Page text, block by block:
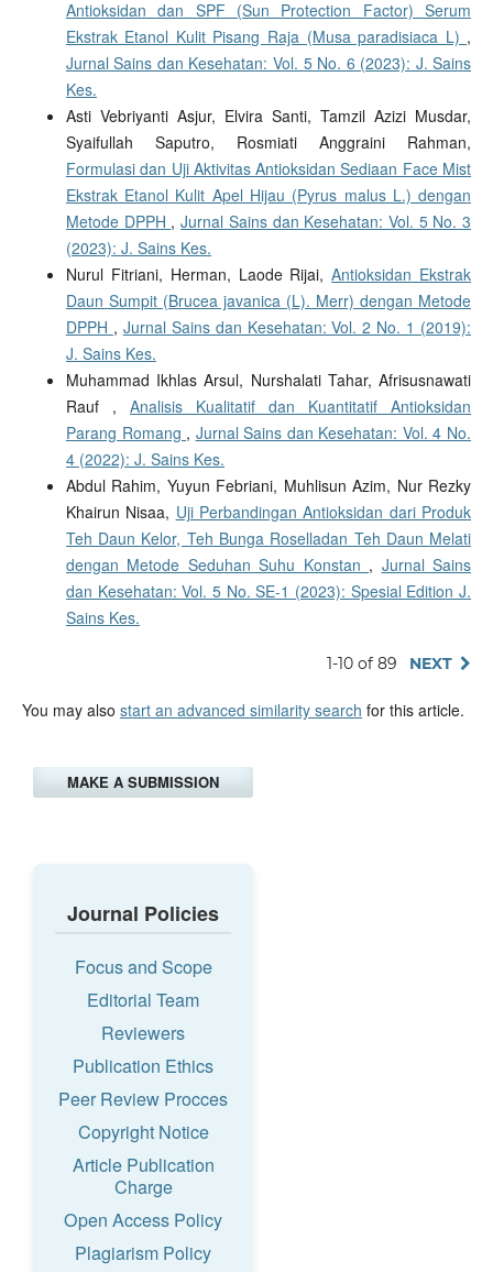
Antioksidan dan SPF (Sun Protection Factor) Serum
Ekstrak Etanol Kulit Pisang Raja (Musa paradisiaca L) ,
Jurnal Sains dan Kesehatan: Vol. 5 No. 6 (2023): J. Sains
Kes.
Asti Vebriyanti Asjur, Elvira Santi, Tamzil Azizi Musdar,
Syaifullah Saputro, Rosmiati Anggraini Rahman,
Formulasi dan Uji Aktivitas Antioksidan Sediaan Face Mist
Ekstrak Etanol Kulit Apel Hijau (Pyrus malus L.) dengan
Metode DPPH ,Jurnal Sains dan Kesehatan: Vol. 5 No. 3
(2023): J. Sains Kes.
Nurul Fitriani, Herman, Laode Rijai,Antioksidan Ekstrak
Daun Sumpit (Brucea javanica (L). Merr) dengan Metode
DPPH , Jurnal Sains dan Kesehatan: Vol. 2 No. 1 (2019):
J. Sains Kes.
Muhammad Ikhlas Arsul, Nurshalati Tahar, Afrisusnawati
Rauf , Analisis Kualitatif dan Kuantitatif Antioksidan
Parang Romang , Jurnal Sains dan Kesehatan: Vol. 4 No.
4 (2022): J. Sains Kes.
Abdul Rahim, Yuyun Febriani, Muhlisun Azim, Nur Rezky
Khairun Nisaa, Uji Perbandingan Antioksidan dari Produk
Teh Daun Kelor, Teh Bunga Roselladan Teh Daun Melati
dengan Metode Seduhan Suhu Konstan , Jurnal Sains
dan Kesehatan: Vol. 5 No. SE-1 (2023): Spesial Edition J.
Sains Kes.
1-10 of 89 NEXT
You may also start an advanced similarity search for this article.
MAKE A SUBMISSION
Journal Policies
Focus and Scope
Editorial Team
Reviewers
Publication Ethics
Peer Review Procces
Copyright Notice
Article Publication
Charge
Open Access Policy
Plagiarism Policy